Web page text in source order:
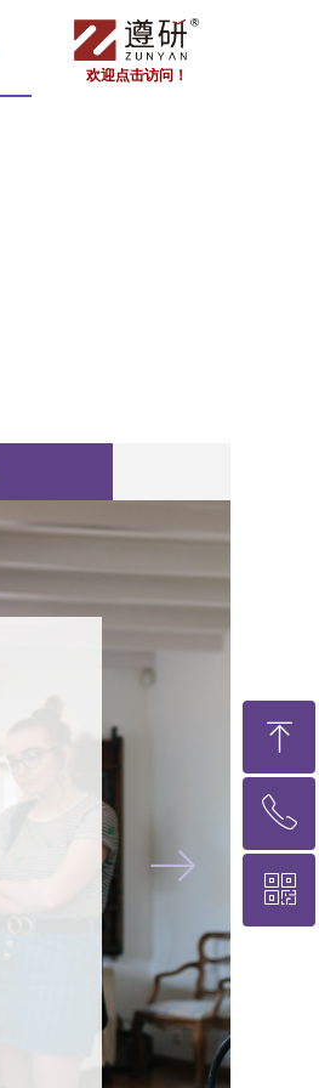
欢迎点击访问！
ꁹ
ꁸ
回到顶部
ꂅ
400-6565-780
ꀥ